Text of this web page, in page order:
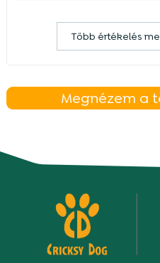
Több értékelés
Megnézem a